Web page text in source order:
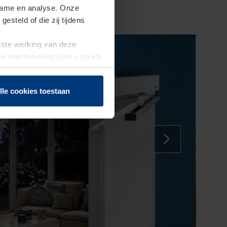
en analyse. Onze
of die zij tijdens
werking van deze
toestemming kunt u op elk
herroepen.
cookies toestaan